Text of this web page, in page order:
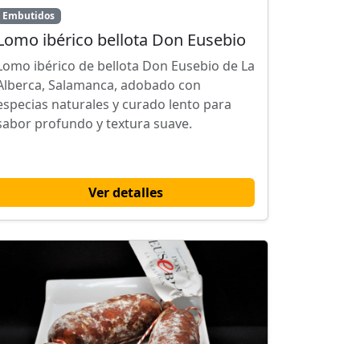
Embutidos
ibérico bellota Don Eusebio
ibérico de bellota Don Eusebio de La
Salamanca, adobado con
naturales y curado lento para
profundo y textura suave.
Ver detalles